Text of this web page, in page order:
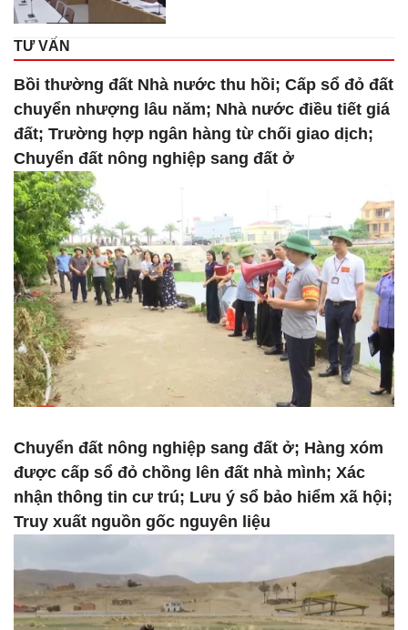
TƯ VẤN
Bồi thường đất Nhà nước thu hồi; Cấp sổ đỏ đất
chuyển nhượng lâu năm; Nhà nước điều tiết giá
đất; Trường hợp ngân hàng từ chối giao dịch;
Chuyển đất nông nghiệp sang đất ở
Chuyển đất nông nghiệp sang đất ở; Hàng xóm
được cấp sổ đỏ chồng lên đất nhà mình; Xác
nhận thông tin cư trú; Lưu ý sổ bảo hiểm xã hội;
Truy xuất nguồn gốc nguyên liệu